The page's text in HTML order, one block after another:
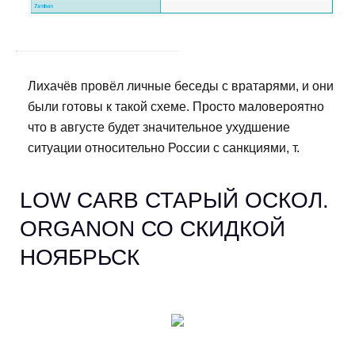
Лихачёв провёл личные беседы с вратарями, и они
были готовы к такой схеме. Просто маловероятно
что в августе будет значительное ухудшение
ситуации относительно России с санкциями, т.
LOW CARB СТАРЫЙ ОСКОЛ.
ORGANON СО СКИДКОЙ
НОЯБРЬСК